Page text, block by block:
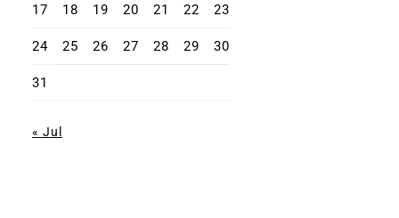
17 18 19 20 21 22 23
24 25 26 27 28 29 30
31
« Jul